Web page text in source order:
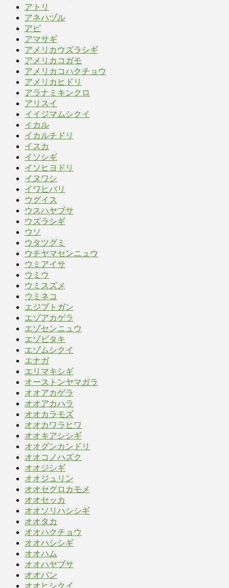
アトリ
アネハヅル
アビ
アマサギ
アメリカウズラシギ
アメリカコガモ
アメリカコハクチョウ
アメリカヒドリ
アラナミキンクロ
アリスイ
イイジマムシクイ
イカル
イカルチドリ
イスカ
イソシギ
イソヒヨドリ
イヌワシ
イワヒバリ
ウグイス
ウスハヤブサ
ウズラシギ
ウソ
ウタツグミ
ウチヤマセンニュウ
ウミアイサ
ウミウ
ウミスズメ
ウミネコ
エジプトガン
エゾアカゲラ
エゾセンニュウ
エゾビタキ
エゾムシクイ
エナガ
エリマキシギ
オーストンヤマガラ
オオアカゲラ
オオアカハラ
オオカラモズ
オオカワラヒワ
オオキアシシギ
オオグンカンドリ
オオコノハズク
オオジシギ
オオジュリン
オオセグロカモメ
オオセッカ
オオソリハシシギ
オオタカ
オオハクチョウ
オオハシシギ
オオハム
オオハヤブサ
オオバン
オオヒシクイ